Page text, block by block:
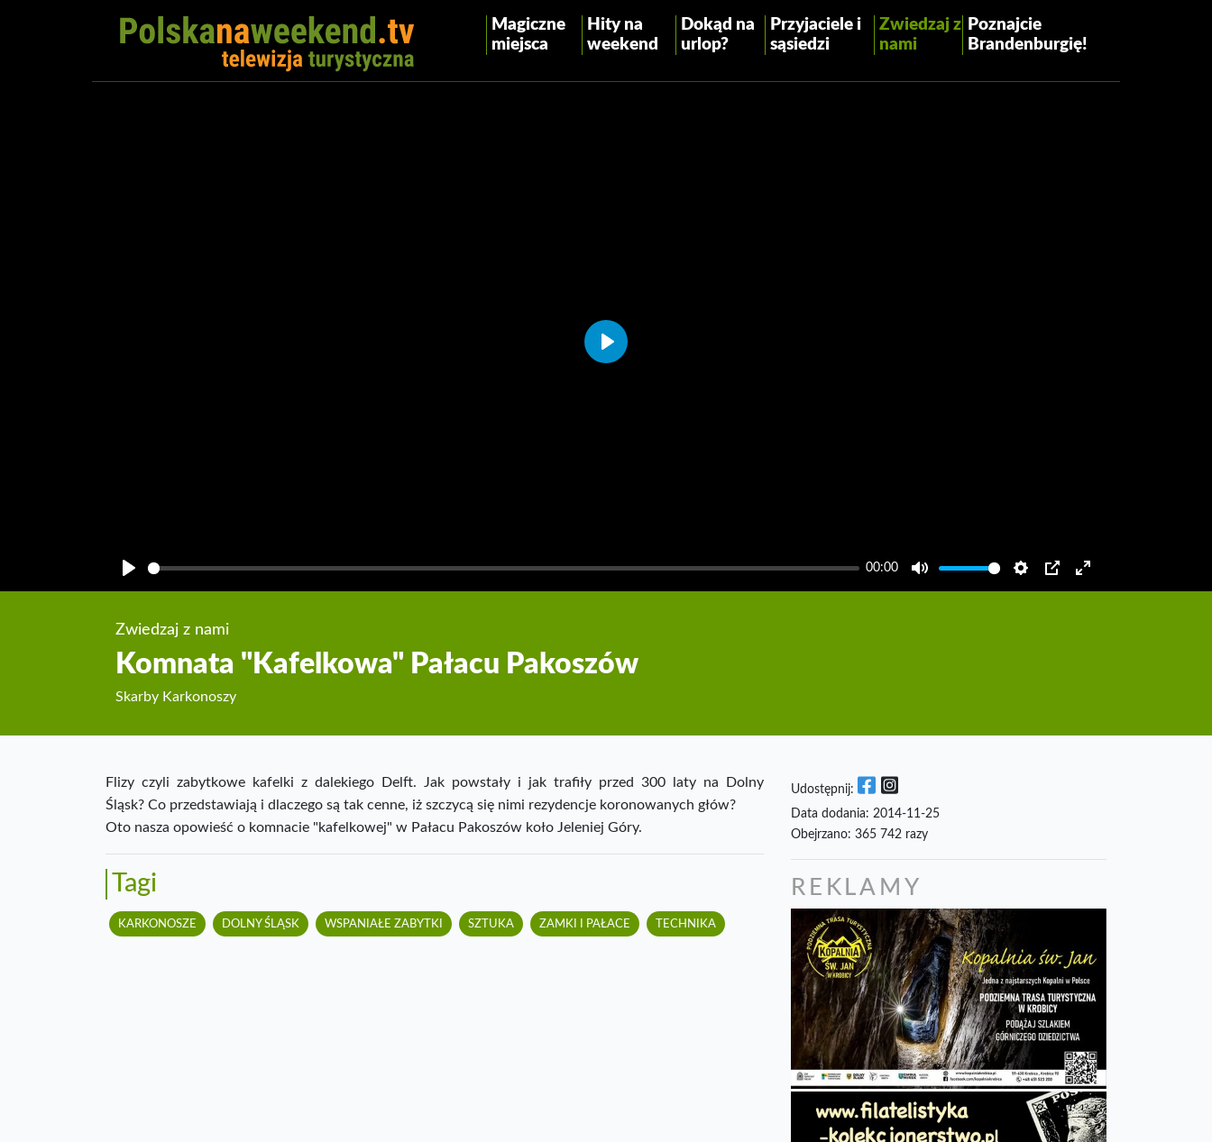
Magiczne
miejsca
Hity na
weekend
Dokąd na
urlop?
Przyjaciele i
sąsiedzi
Zwiedzaj z
nami
Poznajcie
Brandenburgię!
00:00
Play
Zwiedzaj z nami
Komnata "Kafelkowa" Pałacu Pakoszów
Skarby Karkonoszy
Flizy czyli zabytkowe kafelki z dalekiego Delft. Jak powstały i jak trafiły przed 300 laty na Dolny
Śląsk? Co przedstawiają i dlaczego są tak cenne, iż szczycą się nimi rezydencje koronowanych głów?
Oto nasza opowieść o komnacie "kafelkowej" w Pałacu Pakoszów koło Jeleniej Góry.
Tagi
KARKONOSZE DOLNY ŚLĄSK WSPANIAŁE ZABYTKI SZTUKA ZAMKI I PAŁACE TECHNIKA
Udostępnij:
Data dodania: 2014-11-25
Obejrzano: 365 742 razy
REKLAMY